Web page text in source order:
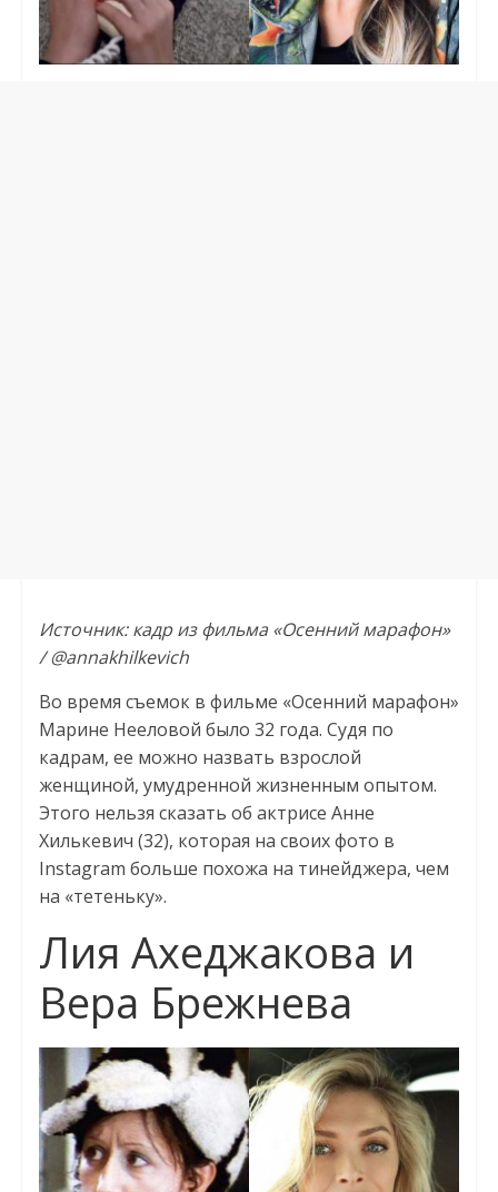
Источник: кадр из фильма «Осенний марафон»
/ @annakhilkevich
Во время съемок в фильме «Осенний марафон»
Марине Нееловой было 32 года. Судя по
кадрам, ее можно назвать взрослой
женщиной, умудренной жизненным опытом.
Этого нельзя сказать об актрисе Анне
Хилькевич (32), которая на своих фото в
Instagram больше похожа на тинейджера, чем
на «тетеньку».
Лия Ахеджакова и
Вера Брежнева